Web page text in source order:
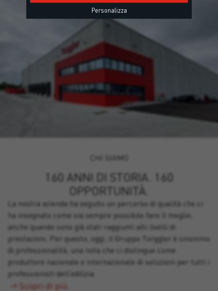
CHI SIAMO
160 ANNI DI STORIA. 160
OPPORTUNITÀ.
La nostra azienda ha seguito un percorso di qualità che ci
ha insegnato come sia sempre possibile fare il meglio,
anche quando sono già stati raggiunti alti livelli di
prestazioni. Per questo, oggi, il Gruppo Torggler è sinonimo
di professionalità, una nota che ci distingue come
produttore nazionale e internazionale di soluzioni per tutti i
professionisti dell’edilizia.
Scopri di più
Personalizza